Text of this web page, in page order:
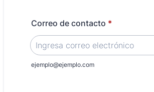
Correo de contacto *
ejemplo@ejemplo.com